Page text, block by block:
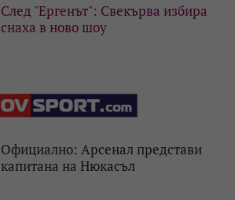
След "Ергенът": Свекърва избира
снаха в ново шоу
Официално: Арсенал представи
капитана на Нюкасъл